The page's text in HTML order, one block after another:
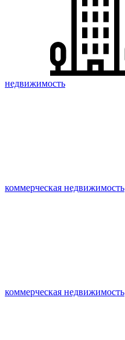
недвижимость
коммерческая недвижимость
коммерческая недвижимость